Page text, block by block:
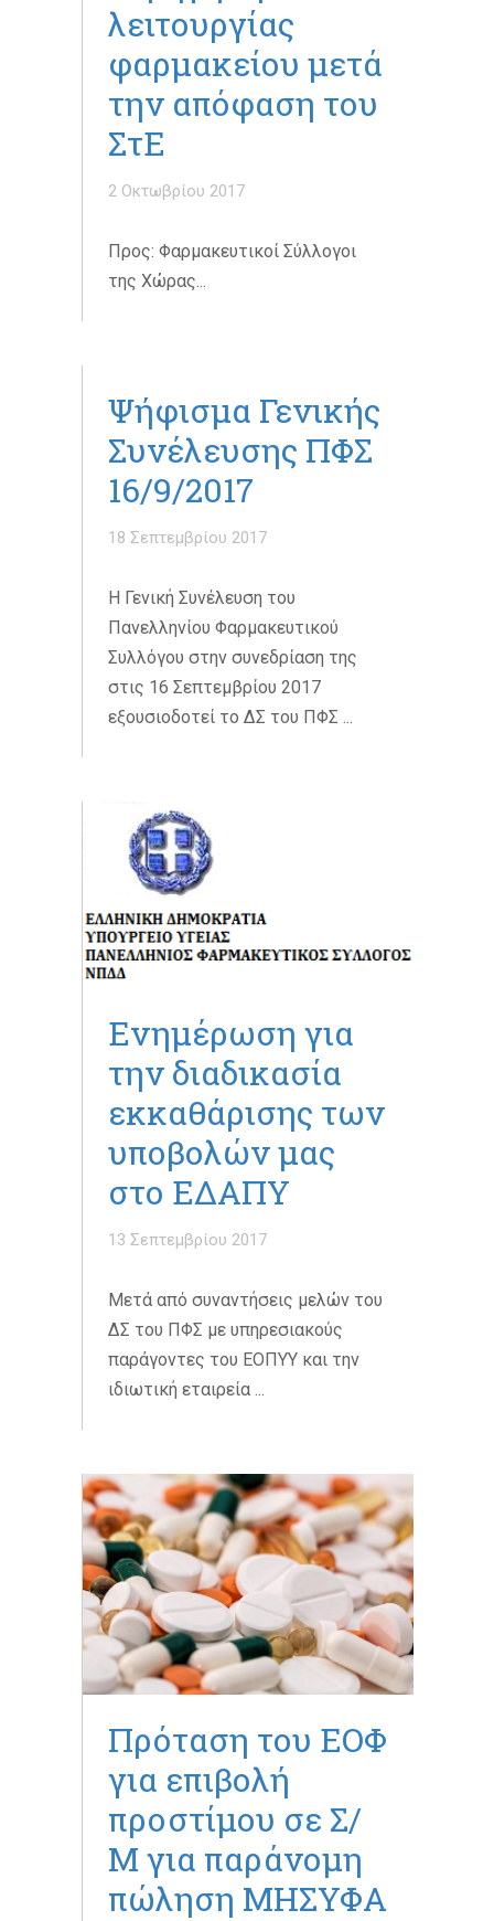
λειτουργίας
φαρμακείου μετά
την απόφαση του
ΣτΕ
2 Οκτωβρίου 2017
Προς: Φαρμακευτικοί Σύλλογοι
της Χώρας...
Ψήφισμα Γενικής
Συνέλευσης ΠΦΣ
16/9/2017
18 Σεπτεμβρίου 2017
Η Γενική Συνέλευση του
Πανελληνίου Φαρμακευτικού
Συλλόγου στην συνεδρίαση της
στις 16 Σεπτεμβρίου 2017
εξουσιοδοτεί το ΔΣ του ΠΦΣ ...
Ενημέρωση για
την διαδικασία
εκκαθάρισης των
υποβολών μας
στο ΕΔΑΠΥ
13 Σεπτεμβρίου 2017
Μετά από συναντήσεις μελών του
ΔΣ του ΠΦΣ με υπηρεσιακούς
παράγοντες του ΕΟΠΥΥ και την
ιδιωτική εταιρεία ...
Πρόταση του ΕΟΦ
για επιβολή
προστίμου σε Σ/
Μ για παράνομη
πώληση ΜΗΣΥΦΑ